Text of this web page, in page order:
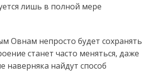
лишь в полной мере
Овнам непросто будет сохранять
станет часто меняться, даже
наверняка найдут способ